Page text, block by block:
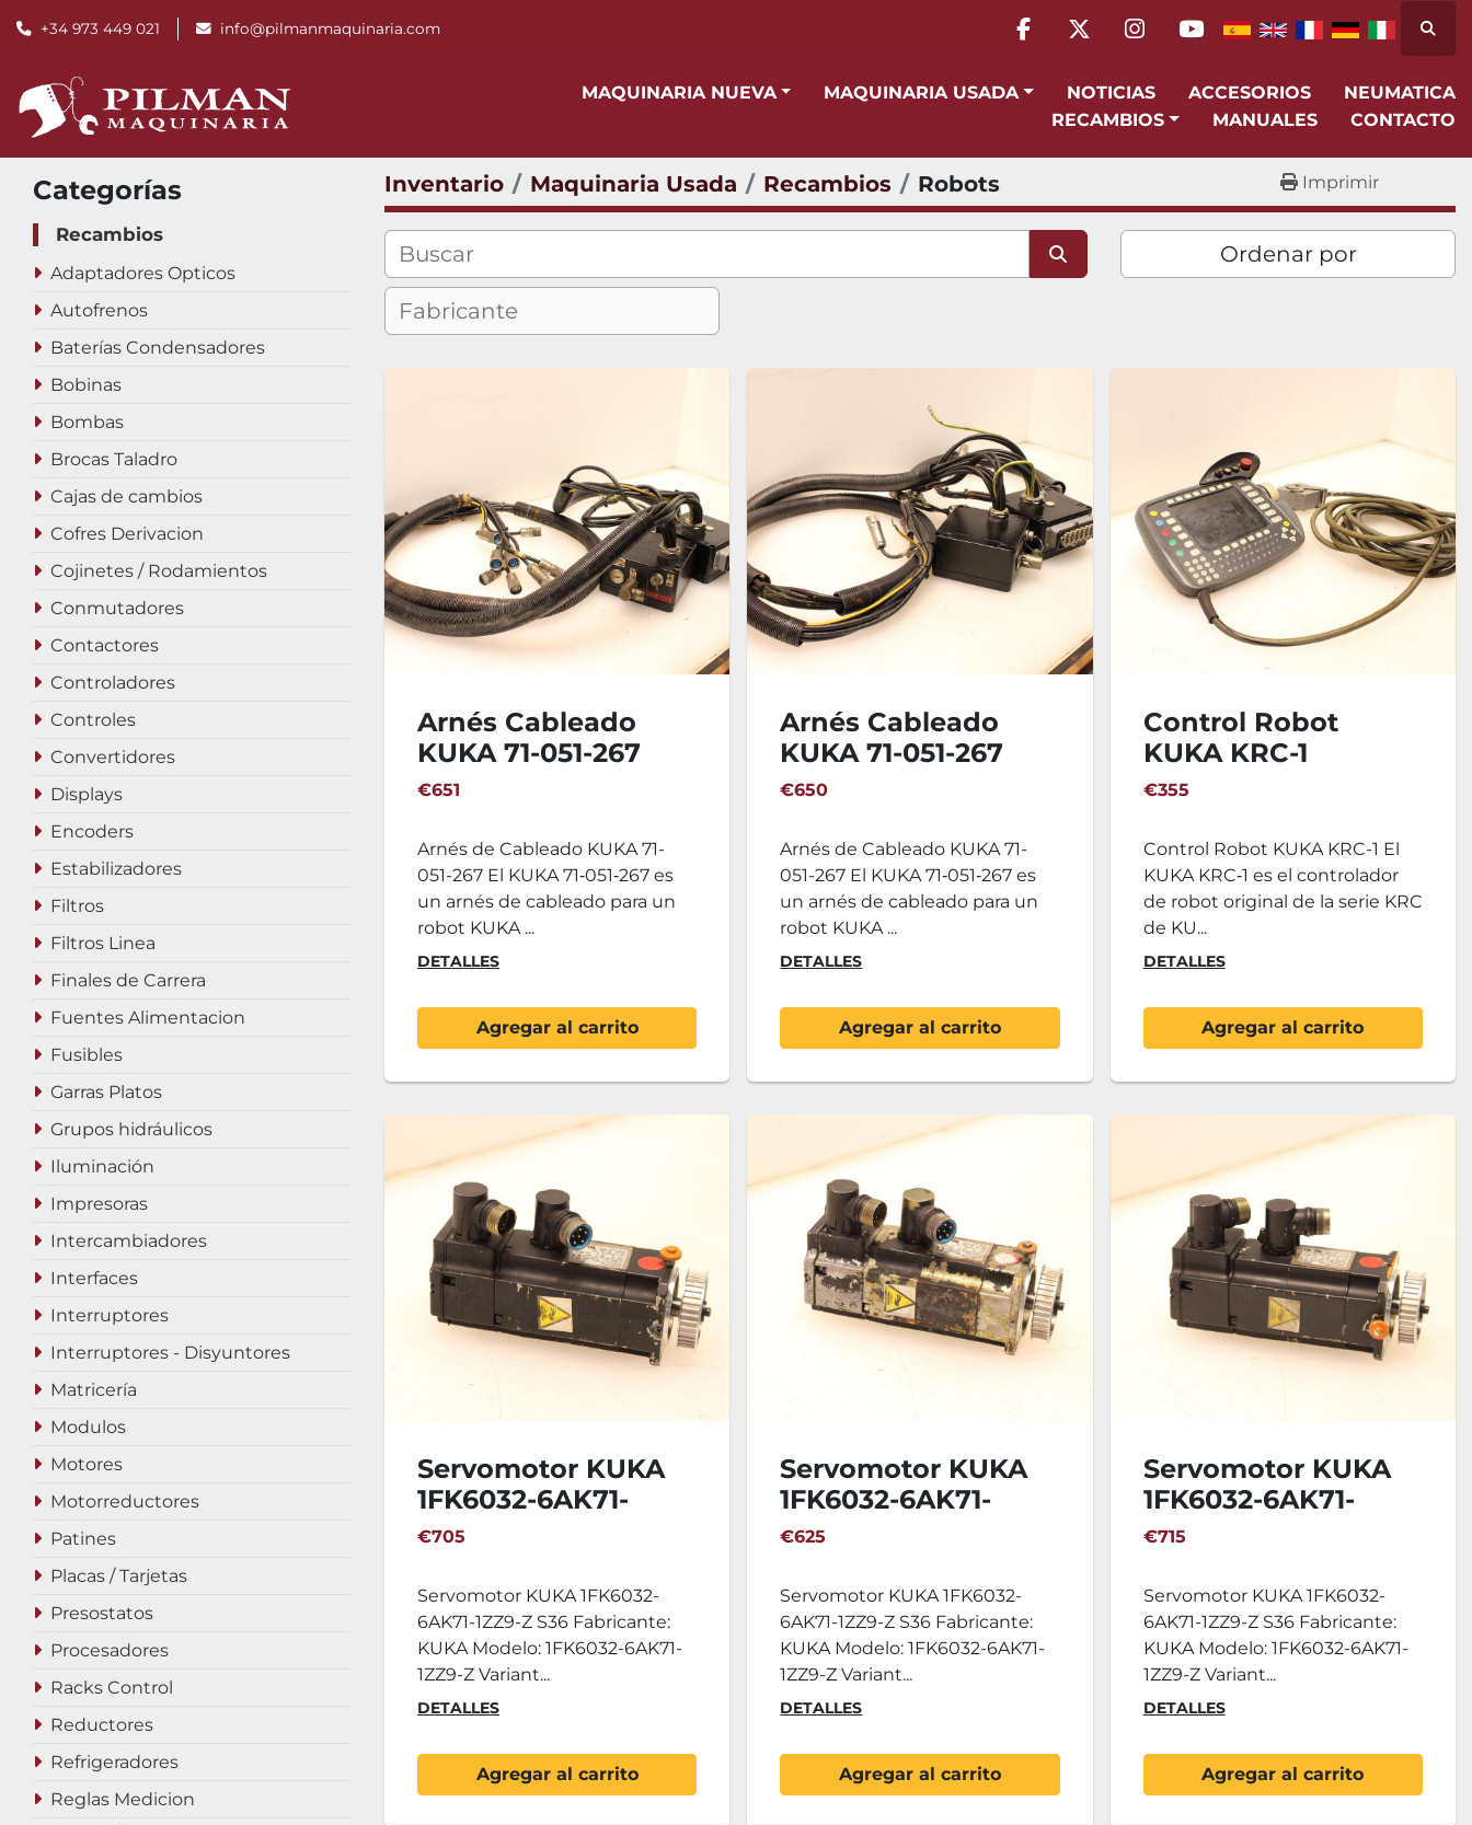
+34 973 449 021 info@pilmanmaquinaria.com
facebook
twitterinstagram
youtube
MAQUINARIA NUEVA MAQUINARIA USADA NOTICIAS ACCESORIOS
NEUMATICA
RECAMBIOS
MANUALES CONTACTO
Categorías
Recambios
Adaptadores Opticos
Autofrenos
Baterías Condensadores
Bobinas
Bombas
Brocas Taladro
Cajas de cambios
Cofres Derivacion
Cojinetes / Rodamientos
Conmutadores
Contactores
Controladores
Controles
Convertidores
Displays
Encoders
Estabilizadores
Filtros
Filtros Linea
Finales de Carrera
Fuentes Alimentacion
Fusibles
Garras Platos
Grupos hidráulicos
Iluminación
Impresoras
Intercambiadores
Interfaces
Interruptores
Interruptores - Disyuntores
Matricería
Modulos
Motores
Motorreductores
Patines
Placas / Tarjetas
Presostatos
Procesadores
Racks Control
Reductores
Refrigeradores
Reglas Medicion
Inventario Maquinaria Usada Recambios Robots Imprimir
Ordenar por
Arnés Cableado
KUKA 71-051-267
€651
Arnés de Cableado KUKA 71-
051-267 El KUKA 71‑051‑267 es
un arnés de cableado para un
robot KUKA ...
DETALLES
Agregar al carrito
Arnés Cableado
KUKA 71-051-267
€650
Arnés de Cableado KUKA 71-
051-267 El KUKA 71‑051‑267 es
un arnés de cableado para un
robot KUKA ...
DETALLES
Agregar al carrito
Control Robot
KUKA KRC-1
€355
Control Robot KUKA KRC-1 El
KUKA KRC‑1 es el controlador
de robot original de la serie KRC
de KU...
DETALLES
Agregar al carrito
Servomotor KUKA
1FK6032-6AK71-
1ZZ9-Z S36
€705
Servomotor KUKA 1FK6032-
6AK71-1ZZ9-Z S36 Fabricante:
KUKA Modelo: 1FK6032-6AK71-
1ZZ9-Z Variant...
DETALLES
Agregar al carrito
Servomotor KUKA
1FK6032-6AK71-
1ZZ9-Z S36
€625
Servomotor KUKA 1FK6032-
6AK71-1ZZ9-Z S36 Fabricante:
KUKA Modelo: 1FK6032-6AK71-
1ZZ9-Z Variant...
DETALLES
Agregar al carrito
Servomotor KUKA
1FK6032-6AK71-
1ZZ9-Z S36
€715
Servomotor KUKA 1FK6032-
6AK71-1ZZ9-Z S36 Fabricante:
KUKA Modelo: 1FK6032-6AK71-
1ZZ9-Z Variant...
DETALLES
Agregar al carrito